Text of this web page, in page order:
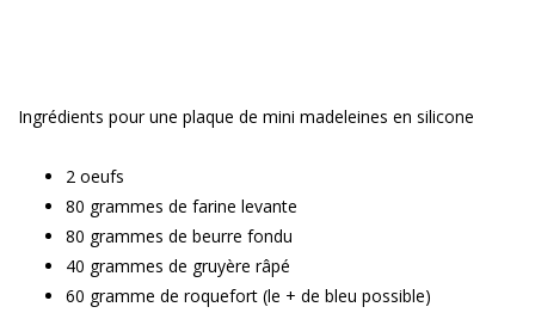
Ingrédients pour une plaque de mini madeleines en silicone
2 oeufs
80 grammes de farine levante
80 grammes de beurre fondu
40 grammes de gruyère râpé
60 gramme de roquefort (le + de bleu possible)